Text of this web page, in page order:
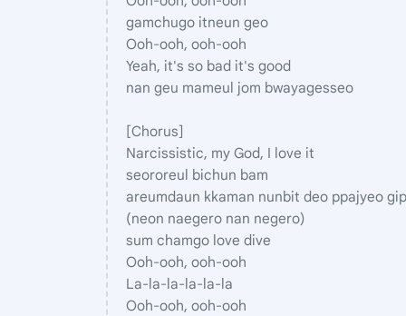
gamchugo itneun geo
Ooh-ooh, ooh-ooh
Yeah, it's so bad it's good
nan geu mameul jom bwayagesseo
[Chorus]
Narcissistic, my God, I love it
seororeul bichun bam
areumdaun kkaman nunbit deo ppajyeo
(neon naegero nan negero)
sum chamgo love dive
Ooh-ooh, ooh-ooh
La-la-la-la-la-la
Ooh-ooh, ooh-ooh